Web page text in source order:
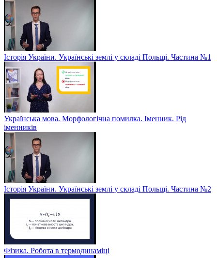
Історія України. Українські землі у складі Польщі. Частина №1
Українська мова. Морфологічна помилка. Іменник. Рід
іменників
Історія України. Українські землі у складі Польщі. Частина №2
Фізика. Робота в термодинаміці